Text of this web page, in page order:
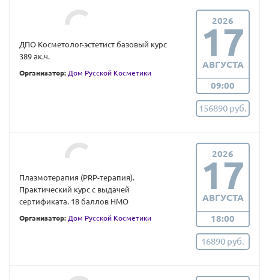
ДПО Косметолог-эстетист базовый курс
389 ак.ч.
Организатор: Дом Русской Косметики
2026
17
АВГУСТА
09:00
156890 руб.
Плазмoтерапия (PRP-терапия).
Практический курс с выдачей
сертификата. 18 баллов НМО
Организатор: Дом Русской Косметики
2026
17
АВГУСТА
18:00
16890 руб.